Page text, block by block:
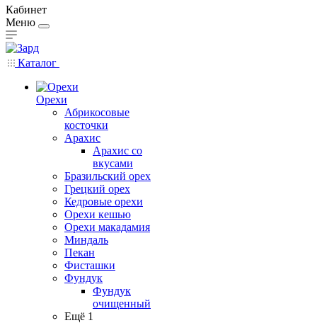
Кабинет
Меню
Каталог
Орехи
Абрикосовые
косточки
Арахис
Арахис со
вкусами
Бразильский орех
Грецкий орех
Кедровые орехи
Орехи кешью
Орехи макадамия
Миндаль
Пекан
Фисташки
Фундук
Фундук
очищенный
Ещё 1